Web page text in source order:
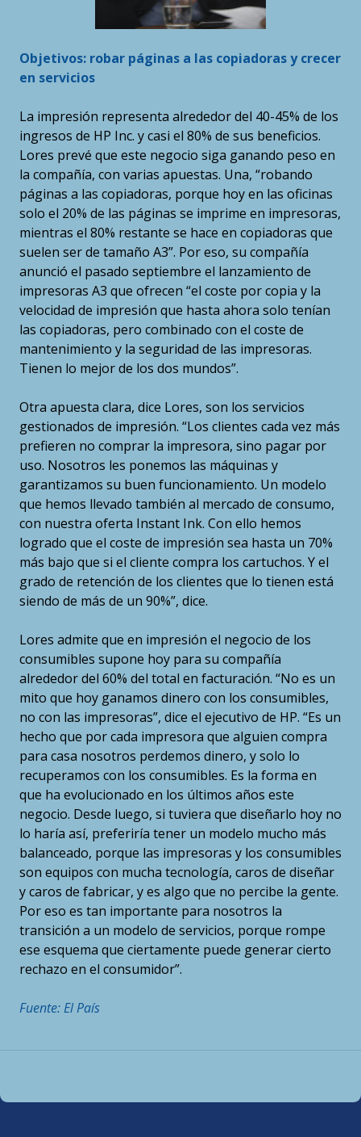
Objetivos: robar páginas a las copiadoras y crecer
en servicios
La impresión representa alrededor del 40-45% de los
ingresos de HP Inc. y casi el 80% de sus beneficios.
Lores prevé que este negocio siga ganando peso en
la compañía, con varias apuestas. Una, “robando
páginas a las copiadoras, porque hoy en las oficinas
solo el 20% de las páginas se imprime en impresoras,
mientras el 80% restante se hace en copiadoras que
suelen ser de tamaño A3”. Por eso, su compañía
anunció el pasado septiembre el lanzamiento de
impresoras A3 que ofrecen “el coste por copia y la
velocidad de impresión que hasta ahora solo tenían
las copiadoras, pero combinado con el coste de
mantenimiento y la seguridad de las impresoras.
Tienen lo mejor de los dos mundos”.
Otra apuesta clara, dice Lores, son los servicios
gestionados de impresión. “Los clientes cada vez más
prefieren no comprar la impresora, sino pagar por
uso. Nosotros les ponemos las máquinas y
garantizamos su buen funcionamiento. Un modelo
que hemos llevado también al mercado de consumo,
con nuestra oferta Instant Ink. Con ello hemos
logrado que el coste de impresión sea hasta un 70%
más bajo que si el cliente compra los cartuchos. Y el
grado de retención de los clientes que lo tienen está
siendo de más de un 90%”, dice.
Lores admite que en impresión el negocio de los
consumibles supone hoy para su compañía
alrededor del 60% del total en facturación. “No es un
mito que hoy ganamos dinero con los consumibles,
no con las impresoras”, dice el ejecutivo de HP. “Es un
hecho que por cada impresora que alguien compra
para casa nosotros perdemos dinero, y solo lo
recuperamos con los consumibles. Es la forma en
que ha evolucionado en los últimos años este
negocio. Desde luego, si tuviera que diseñarlo hoy no
lo haría así, preferiría tener un modelo mucho más
balanceado, porque las impresoras y los consumibles
son equipos con mucha tecnología, caros de diseñar
y caros de fabricar, y es algo que no percibe la gente.
Por eso es tan importante para nosotros la
transición a un modelo de servicios, porque rompe
ese esquema que ciertamente puede generar cierto
rechazo en el consumidor”.
Fuente: El País